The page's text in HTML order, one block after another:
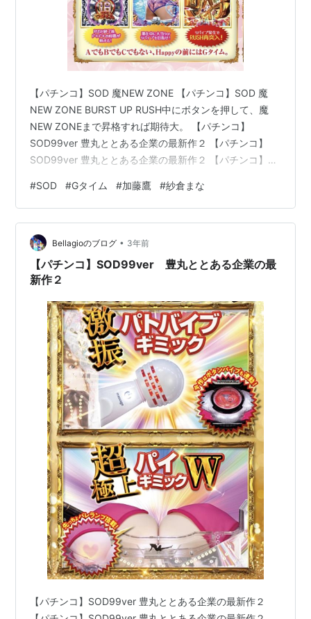
【パチンコ】SOD 魔NEW ZONE 【パチンコ】SOD 魔
NEW ZONE BURST UP RUSH中にボタンを押して、魔
NEW ZONEまで昇格すれば期待大。 【パチンコ】
SOD99ver 豊丸ととある企業の最新作２ 【パチンコ】
SOD99ver 豊丸ととある企業の最新作２ 【パチンコ】豊
1：1/99.8特図2：1/55.5Gタイム中：1/17.1※大当りはV入
賞が条件※Gタイム中の大当り確率は大当り・時短図柄の
合算値RUSH突入率 100％RUSH継続率 初回約69％/2回
目以降約72％※継続率は残保留による引き戻し・時短図…
#SOD #Gタイム #加藤鷹 #紗倉まな
Bellagioのブログ • 3年前
【パチンコ】SOD99ver 豊丸ととある企業の最
新作２
【パチンコ】SOD99ver 豊丸ととある企業の最新作２